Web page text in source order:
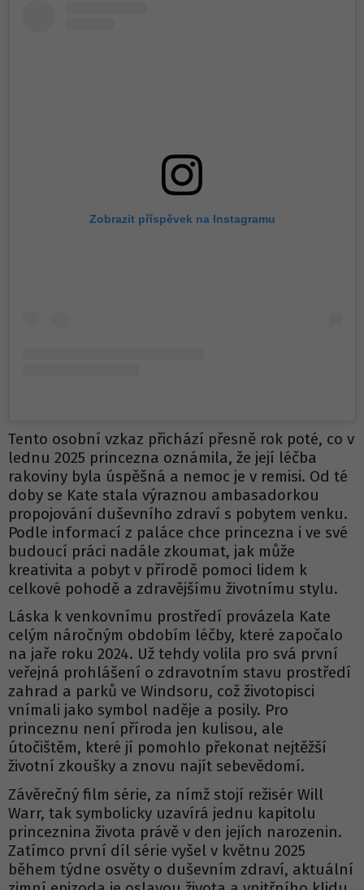
Zobrazit příspěvek na Instagramu
Tento osobní vzkaz přichází přesně rok poté, co v
lednu 2025 princezna oznámila, že její léčba
rakoviny byla úspěšná a nemoc je v remisi. Od té
doby se Kate stala výraznou ambasadorkou
propojování duševního zdraví s pobytem venku.
Podle informací z paláce chce princezna i ve své
budoucí práci nadále zkoumat, jak může
kreativita a pobyt v přírodě pomoci lidem k
celkové pohodě a zdravějšímu životnímu stylu.
Láska k venkovnímu prostředí provázela Kate
celým náročným obdobím léčby, které započalo
na jaře roku 2024. Už tehdy volila pro svá první
veřejná prohlášení o zdravotním stavu prostředí
zahrad a parků ve Windsoru, což životopisci
vnímali jako symbol naděje a posily. Pro
princeznu není příroda jen kulisou, ale
útočištěm, které jí pomohlo překonat nejtěžší
životní zkoušky a znovu najít sebevědomí.
Závěrečný film série, za nímž stojí režisér Will
Warr, tak symbolicky uzavírá jednu kapitolu
princeznina života právě v den jejích narozenin.
Zatímco první díl série vyšel v květnu 2025
během týdne osvěty o duševním zdraví, aktuální